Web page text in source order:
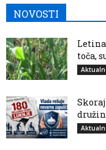
NOVOSTI
toča,